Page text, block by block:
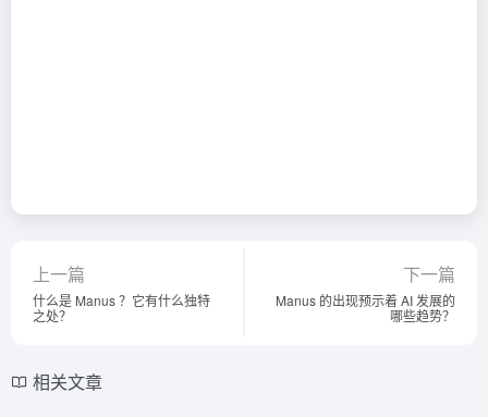
上一篇
什么是 Manus ？它有什么独特
之处？
下一篇
Manus 的出现预示着 AI 发展的
哪些趋势？
相关文章